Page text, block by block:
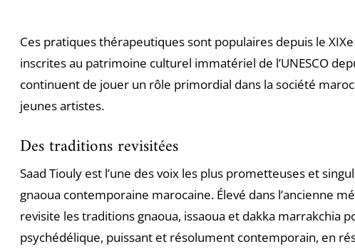
Ces pratiques thérapeutiques sont populaires depuis le
inscrites au patrimoine culturel immatériel de l’UNESCO
continuent de jouer un rôle primordial dans la société
jeunes artistes.
Des traditions revisitées
Saad Tiouly est l’une des voix les plus prometteuses et
gnaoua contemporaine marocaine. Élevé dans l’ancienne
revisite les traditions gnaoua, issaoua et dakka marrakchia
psychédélique, puissant et résolument contemporain, en